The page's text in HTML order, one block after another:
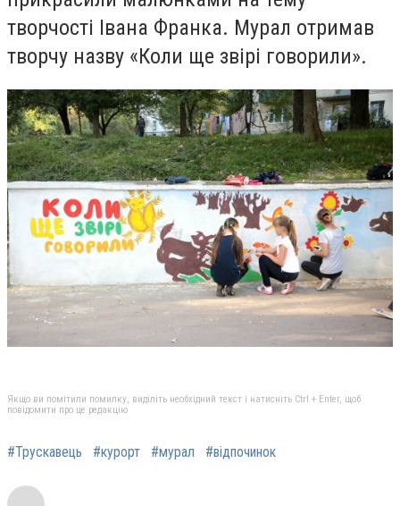
творчості Івана Франка. Мурал отримав
творчу назву «Коли ще звірі говорили».
Якщо ви помітили помилку, виділіть необхідний текст і натисніть Ctrl + Enter, щоб
повідомити про це редакцію
#Трускавець #курорт #мурал #відпочинок